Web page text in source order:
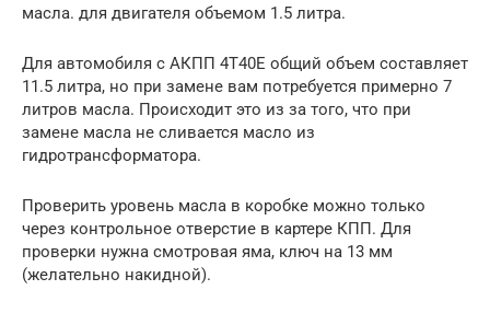
масла. для двигателя объемом 1.5 литра.
Для автомобиля с АКПП 4T40E общий объем составляет
11.5 литра, но при замене вам потребуется примерно 7
литров масла. Происходит это из за того, что при
замене масла не сливается масло из
гидротрансформатора.
Проверить уровень масла в коробке можно только
через контрольное отверстие в картере КПП. Для
проверки нужна смотровая яма, ключ на 13 мм
(желательно накидной).